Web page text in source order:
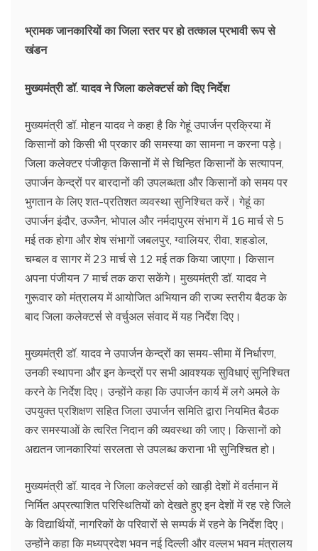
भ्रामक जानकारियों का जिला स्तर पर हो तत्काल प्रभावी रूप से
खंडन
मुख्यमंत्री डॉ. यादव ने जिला कलेक्टर्स को दिए निर्देश
मुख्यमंत्री डॉ. मोहन यादव ने कहा है कि गेहूं उपार्जन प्रक्रिया में
किसानों को किसी भी प्रकार की समस्या का सामना न करना पड़े।
जिला कलेक्टर पंजीकृत किसानों में से चिन्हित किसानों के सत्यापन,
उपार्जन केन्द्रों पर बारदानों की उपलब्धता और किसानों को समय पर
भुगतान के लिए शत-प्रतिशत व्यवस्था सुनिश्चित करें। गेहूं का
उपार्जन इंदौर, उज्जैन, भोपाल और नर्मदापुरम संभाग में 16 मार्च से 5
मई तक होगा और शेष संभागों जबलपुर, ग्वालियर, रीवा, शहडोल,
चम्बल व सागर में 23 मार्च से 12 मई तक किया जाएगा। किसान
अपना पंजीयन 7 मार्च तक करा सकेंगे। मुख्यमंत्री डॉ. यादव ने
गुरूवार को मंत्रालय में आयोजित अभियान की राज्य स्तरीय बैठक के
बाद जिला कलेक्टर्स से वर्चुअल संवाद में यह निर्देश दिए।
मुख्यमंत्री डॉ. यादव ने उपार्जन केन्द्रों का समय-सीमा में निर्धारण,
उनकी स्थापना और इन केन्द्रों पर सभी आवश्यक सुविधाएं सुनिश्चित
करने के निर्देश दिए। उन्होंने कहा कि उपार्जन कार्य में लगे अमले के
उपयुक्त प्रशिक्षण सहित जिला उपार्जन समिति द्वारा नियमित बैठक
कर समस्याओं के त्वरित निदान की व्यवस्था की जाए। किसानों को
अद्यतन जानकारियां सरलता से उपलब्ध कराना भी सुनिश्चित हो।
मुख्यमंत्री डॉ. यादव ने जिला कलेक्टर्स को खाड़ी देशों में वर्तमान में
निर्मित अप्रत्याशित परिस्थितियों को देखते हुए इन देशों में रह रहे जिले
के विद्यार्थियों, नागरिकों के परिवारों से सम्पर्क में रहने के निर्देश दिए।
उन्होंने कहा कि मध्यप्रदेश भवन नई दिल्ली और वल्लभ भवन मंत्रालय